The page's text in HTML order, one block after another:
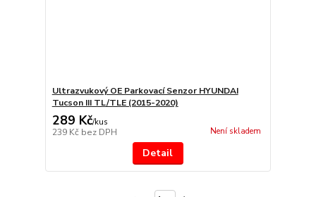
Ultrazvukový OE Parkovací Senzor HYUNDAI
Tucson III TL/TLE (2015-2020)
289 Kč/kus
239 Kč bez DPH Není skladem
Detail